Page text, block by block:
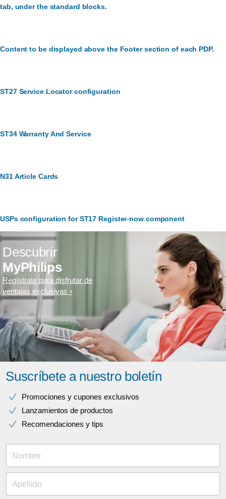
tab, under the standard blocks.
Content to be displayed above the Footer section of each PDP.
ST27 Service Locator configuration
ST34 Warranty And Service
N31 Article Cards
USPs configuration for ST17 Register-now component
Descubrir
MyPhilips
Regístrate para disfrutar de
ventajas exclusivas
Suscríbete a nuestro boletín
Promociones y cupones exclusivos
Lanzamientos de productos
Recomendaciones y tips
Nombre
Apellido